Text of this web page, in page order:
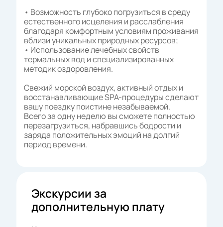
• Возможность глубоко погрузиться в среду
естественного исцеления и расслабления
благодаря комфортным условиям проживания
вблизи уникальных природных ресурсов;
• Использование лечебных свойств
термальных вод и специализированных
методик оздоровления.
Свежий морской воздух, активный отдых и
восстанавливающие SPA-процедуры сделают
вашу поездку поистине незабываемой.
Всего за одну неделю вы сможете полностью
перезагрузиться, набравшись бодрости и
заряда положительных эмоций на долгий
период времени.
Экскурсии за
дополнительную плату